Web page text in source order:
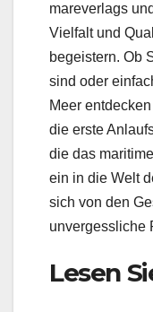
mareverlags
Vielfalt und
begeistern. Ob
sind oder
Meer
die erste
die das
ein in die Welt
sich von den
unvergessliche
Lesen